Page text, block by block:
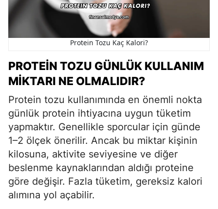
Protein Tozu Kaç Kalori?
PROTEIN TOZU GÜNLÜK KULLANIM
MIKTARI NE OLMALIDIR?
Protein tozu kullanımında en önemli nokta
günlük protein ihtiyacına uygun tüketim
yapmaktır. Genellikle sporcular için günde
1–2 ölçek önerilir. Ancak bu miktar kişinin
kilosuna, aktivite seviyesine ve diğer
beslenme kaynaklarından aldığı proteine
göre değişir. Fazla tüketim, gereksiz kalori
alımına yol açabilir.